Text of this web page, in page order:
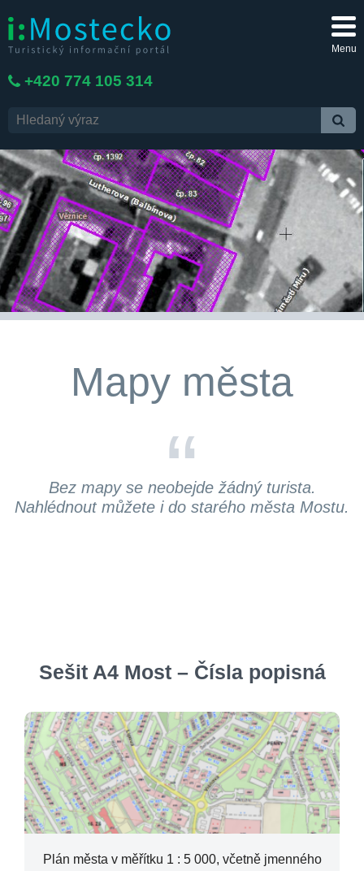
Menu
+420 774 105 314
Mapy města
“
Bez mapy se neobejde žádný turista.
Nahlédnout můžete i do starého města Mostu.
Sešit A4 Most – Čísla popisná
Plán města v měřítku 1 : 5 000, včetně jmenného